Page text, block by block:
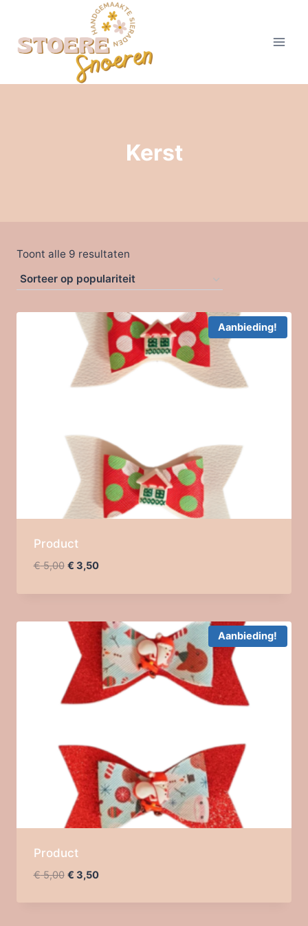
inhoud
Kerst
Toont alle 9 resultaten
op
populariteit
Aanbieding!
Product
€5,00 Oorspronkelijke
was:
€ 3,50Huidige
is:
Aanbieding!
Product
€5,00 Oorspronkelijke
was:
€ 3,50Huidige
is: